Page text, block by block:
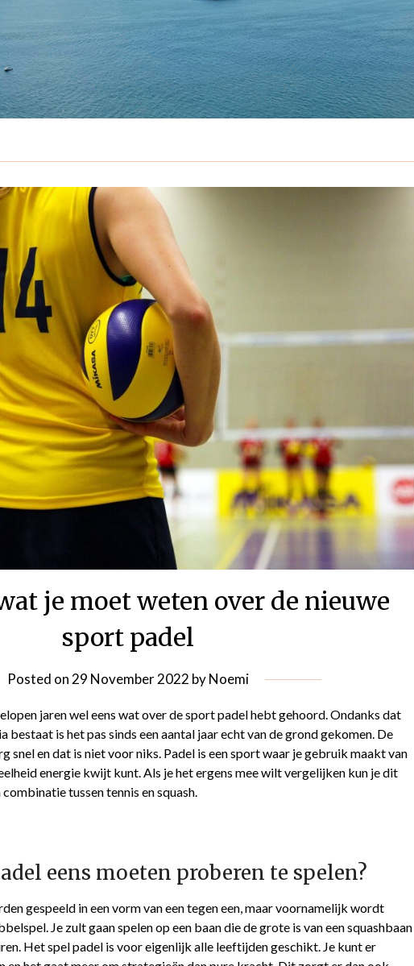
je moet weten over de nieuwe
sport padel
Posted on29 November 2022 byNoemi
jaren wel eens wat over de sport padel hebt gehoord. Ondanks dat
bestaat is het pas sinds een aantal jaar echt van de grond gekomen. De
snel en dat is niet voor niks. Padel is een sport waar je gebruik maakt van
energie kwijt kunt. Als je het ergens mee wilt vergelijken kun je dit
tussen tennis en squash.
eens moeten proberen te spelen?
gespeeld in een vorm van een tegen een, maar voornamelijk wordt
Je zult gaan spelen op een baan die de grote is van een squashbaan
Het spel padel is voor eigenlijk alle leeftijden geschikt. Je kunt er